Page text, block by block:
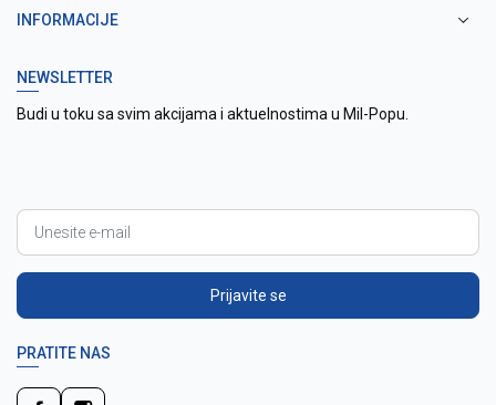
INFORMACIJE
NEWSLETTER
Budi u toku sa svim akcijama i aktuelnostima u Mil-Popu.
Prijavite se
PRATITE NAS